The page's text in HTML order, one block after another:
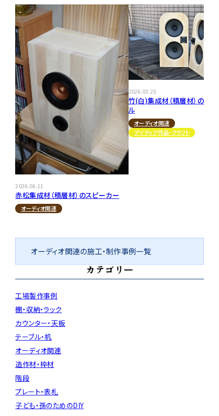
2026.06.11
赤松集成材（積層材）のスピーカー
オーディオ関連
2026.03.25
竹(白)集成材（積層材）の平面
ル
オーディオ関連
アイディア作品・クラフト
オーディオ関連の施工・制作事例一覧
カテゴリー
工場製作事例
棚・収納・ラック
カウンター・天板
テーブル・机
オーディオ関連
造作材・枠材
階段
プレート・表札
子ども・孫のためのDIY